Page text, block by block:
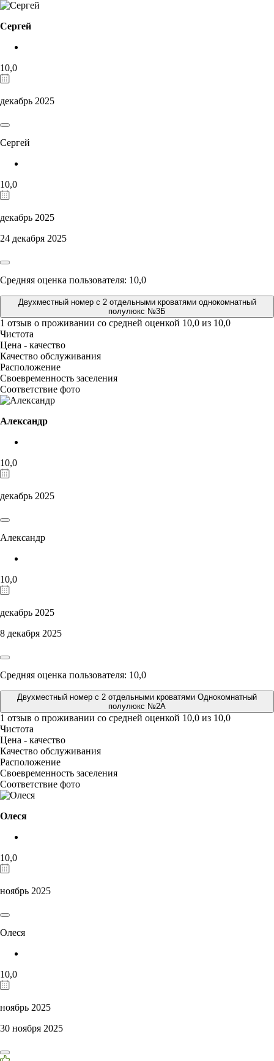
Сергей
10,0
декабрь 2025
Сергей
10,0
декабрь 2025
24 декабря 2025
Средняя оценка пользователя: 10,0
Двухместный номер с 2 отдельными кроватями однокомнатный
полулюкс №3Б
1 отзыв о проживании со средней оценкой 10,0 из 10,0
Чистота
Цена - качество
Качество обслуживания
Расположение
Своевременность заселения
Соответствие фото
Александр
10,0
декабрь 2025
Александр
10,0
декабрь 2025
8 декабря 2025
Средняя оценка пользователя: 10,0
Двухместный номер с 2 отдельными кроватями Однокомнатный
полулюкс №2А
1 отзыв о проживании со средней оценкой 10,0 из 10,0
Чистота
Цена - качество
Качество обслуживания
Расположение
Своевременность заселения
Соответствие фото
Олеся
10,0
ноябрь 2025
Олеся
10,0
ноябрь 2025
30 ноября 2025